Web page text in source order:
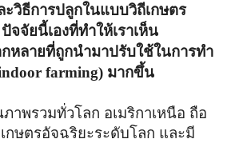
วิธีการปลูกในแบบวิถีเกษตร
จจัยนี้เองที่ทำให้เราเห็น
หลายที่ถูกนำมาปรับใช้ในการทำ
farming) มากขึ้น
าพรวมทั่วโลก อเมริกาเหนือ ถือ
กษตรอัจฉริยะระดับโลก และมี